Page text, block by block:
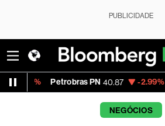
PUBLICIDADE
Petrobras PN 40.87 -2.99% Vale ON
NEGÓCIOS